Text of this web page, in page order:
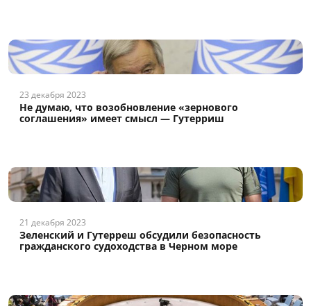
23 декабря 2023
Не думаю, что возобновление «зернового
соглашения» имеет смысл — Гутерриш
21 декабря 2023
Зеленский и Гутерреш обсудили безопасность
гражданского судоходства в Черном море